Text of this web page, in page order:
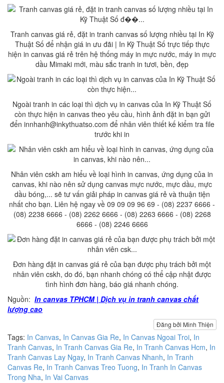
Tranh canvas giá rẻ, đặt in tranh canvas số lượng nhiều tại In Kỹ
Thuật Số để nhận giá in ưu đãi | In Kỹ Thuật Số trực tiếp thực
hiện in canvas giá rẻ trên hệ thống máy in mực nước, máy in mực
dầu Mimaki mới, màu sắc tranh in tươi, bền, đẹp
Ngoài tranh in các loại thì dịch vụ in canvas của In Kỹ Thuật Số
còn thực hiện in canvas theo yêu cầu, hình ảnh đặt in bạn gửi
đển innhanh@inkythuatso.com để nhân viên thiết kế kiểm tra file
trước khi in
Nhân viên cskh am hiểu về loại hình in canvas, ứng dụng của in
canvas, khi nào nên sử dụng canvas mực nước, mực dầu, mực
dầu bóng,... sẽ tư vấn giải pháp in canvas giá rẻ và thuận tiện
nhất cho bạn. Liên hệ ngay về 09 09 09 96 69 - (08) 2237 6666 -
(08) 2238 6666 - (08) 2262 6666 - (08) 2263 6666 - (08) 2268
6666 - (08) 2246 6666
Đơn hàng đặt in canvas giá rẻ của bạn được phụ trách bởi một
nhân viên cskh, do đó, bạn nhanh chóng có thể cập nhật được
tình hình đơn hàng, báo giá nhanh chóng.
Nguồn: In canvas TPHCM | Dịch vụ in tranh canvas chất
lượng cao
Đăng bởi Minh Thiện
Tags: In Canvas, In Canvas Gia Re, In Canvas Ngoai Troi, In
Tranh Canvas, In Tranh Canvas Gia Re, In Tranh Canvas Hcm, In
Tranh Canvas Lay Ngay, In Tranh Canvas Nhanh, In Tranh
Canvas Re, In Tranh Canvas Treo Tuong, In Tranh In Canvas
Trong Nha, In Vai Canvas